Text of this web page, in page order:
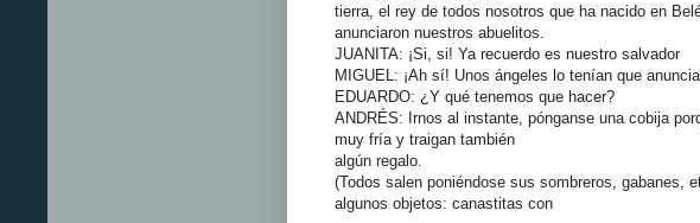
tierra, el rey de todos nosotros que ha nacido en
anunciaron nuestros abuelitos.
JUANITA: ¡Si, si! Ya recuerdo es nuestro salvador
MIGUEL: ¡Ah sí! Unos ángeles lo tenían que
EDUARDO: ¿Y qué tenemos que hacer?
ANDRÉS: Irnos al instante, pónganse una cobija
muy fría y traigan también
algún regalo.
(Todos salen poniéndose sus sombreros, gabanes,
algunos objetos: canastitas con